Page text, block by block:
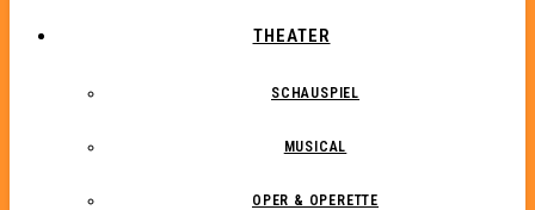
THEATER
SCHAUSPIEL
MUSICAL
OPER & OPERETTE